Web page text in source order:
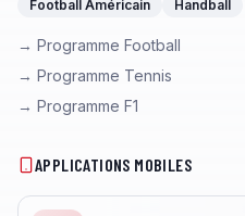
Football Américain
Handball
→ Programme Football
→ Programme Tennis
→ Programme F1
APPLICATIONS MOBILES